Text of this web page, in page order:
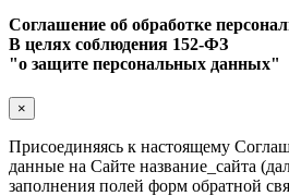
Соглашение об обработке
В целях соблюдения 152-ФЗ
"о защите персональных данных"
×
Присоединяясь к настоящему
данные на Сайте название_сайта
заполнения полей форм обратной